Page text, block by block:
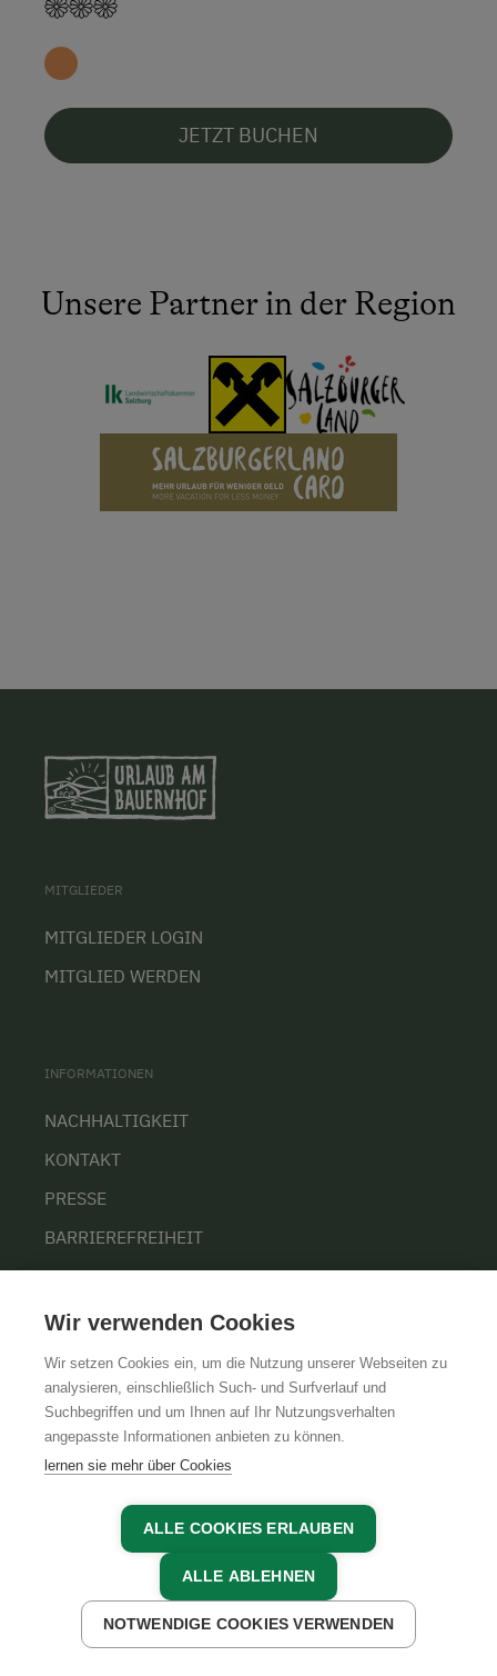
JETZT BUCHEN
Unsere Partner in der Region
JETZT ANFRAGEN
MITGLIEDER
MITGLIEDER LOGIN
MITGLIED WERDEN
INFORMATIONEN
NACHHALTIGKEIT
KONTAKT
PRESSE
BARRIEREFREIHEIT
COOKIE EINSTELLUNGEN
ÜBER UNS
UNSERE ORGANISATION
TEAM
AGBIMPRESSUMDATENSCHUTZ
Wir verwenden Cookies
Wir setzen Cookies ein, um die Nutzung unserer Webseiten zu
analysieren, einschließlich Such- und Surfverlauf und
Suchbegriffen und um Ihnen auf Ihr Nutzungsverhalten
angepasste Informationen anbieten zu können.
lernen sie mehr über Cookies
ALLE COOKIES ERLAUBEN
ALLE ABLEHNEN
NOTWENDIGE COOKIES VERWENDEN